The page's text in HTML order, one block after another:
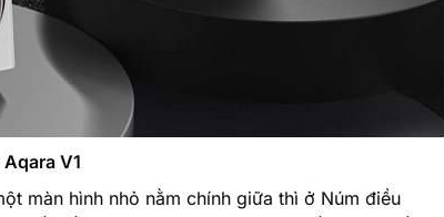
V1
màn hình nhỏ nằm chính giữa thì ở Núm điều